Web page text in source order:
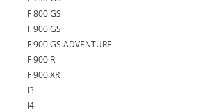
F 800 GS
F 900 GS
F 900 GS ADVENTURE
F 900 R
F 900 XR
I3
I4